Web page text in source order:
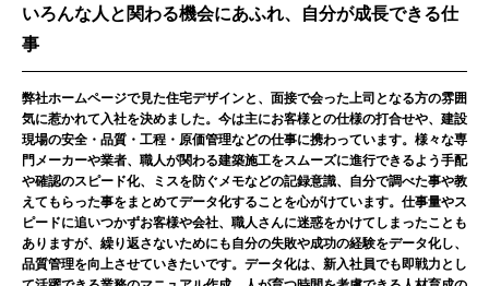
いろんな人と関わる機会にあふれ、
自分が成長できる仕
事
弊社ホームページで見た住宅デザインと、面接で会った上司となる方の雰囲
気に惹かれて入社を決めました。今は主にお客様との仕様の打合せや、建設
現場の安全・品質・工程・原価管理などの仕事に携わっています。様々な専
門メーカーや業者、職人が関わる建築施工をスムーズに進行できるよう手配
や確認のスピード化、ミスを防ぐメモなどの記録意識、自分で調べた事や教
えてもらった事をまとめてデータ化することを心がけています。仕事量やス
ピードに追いつかずお客様や会社、職人さんに迷惑をかけてしまったことも
ありますが、繰り返さないためにも自分の失敗や成功の経験をデータ化し、
品質管理を向上させていきたいです。データ化は、新入社員でも即戦力とし